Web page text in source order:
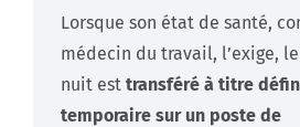
Lorsque son état de santé,
médecin du travail, l’exige,
nuit est transféré à titre
temporaire sur un poste de